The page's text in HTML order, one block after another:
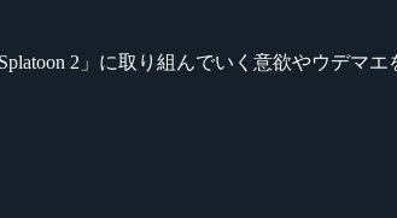
2」に取り組んでいく意欲やウデマ